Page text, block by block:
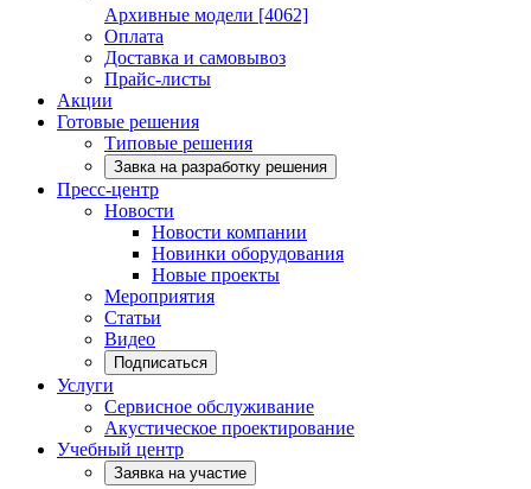
Архивные модели [4062]
Оплата
Доставка и самовывоз
Прайс-листы
Акции
Готовые решения
Типовые решения
Завка на разработку решения
Пресс-центр
Новости
Новости компании
Новинки оборудования
Новые проекты
Мероприятия
Статьи
Видео
Подписаться
Услуги
Сервисное обслуживание
Акустическое проектирование
Учебный центр
Заявка на участие